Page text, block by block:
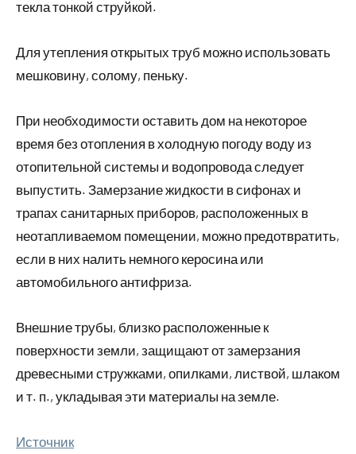
текла тонкой струйкой.
Для утепления открытых труб можно использовать
мешковину, солому, пеньку.
При необходимости оставить дом на некоторое
время без отопления в холодную погоду воду из
отопительной системы и водопровода следует
выпустить. Замерзание жидкости в сифонах и
трапах санитарных приборов, расположенных в
неотапливаемом помещении, можно предотвратить,
если в них налить немного керосина или
автомобильного антифриза.
Внешние трубы, близко расположенные к
поверхности земли, защищают от замерзания
древесными стружками, опилками, листвой, шлаком
и т. п., укладывая эти материалы на земле.
Источник